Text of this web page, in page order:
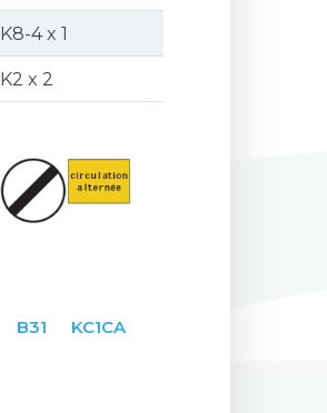
K8-4 x 1
K2 x 2
B31 KC1CA